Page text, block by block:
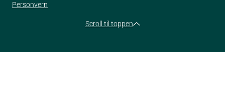
Personvern
Scroll til toppen